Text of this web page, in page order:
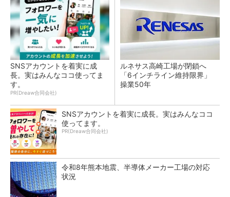
SNSアカウントを着実に成
長。実はみんなココ使ってま
す。
PR(Dreaw合同会社)
ルネサス高崎工場が閉鎖へ
「6インチライン維持限界」
操業50年
SNSアカウントを着実に成長。実はみんなココ
使ってます。
PR(Dreaw合同会社)
令和8年熊本地震、半導体メーカー工場の対応
状況